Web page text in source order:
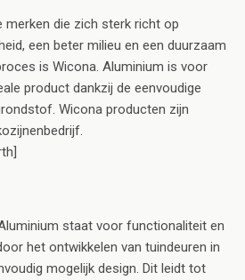
merken die zich sterk richt op
een beter milieu en een duurzaam
is Wicona. Aluminium is voor
product dankzij de eenvoudige
Wicona producten zijn
staat voor functionaliteit en
het ontwikkelen van tuindeuren in
mogelijk design. Dit leidt tot